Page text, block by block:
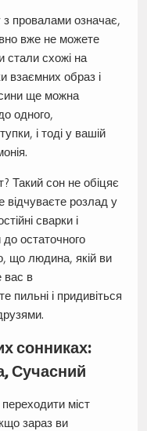
з провалами означає,
вже не можете
стали схожі на
взаємних образ і
ще можна
одного,
і тоді у вашій
Такий сон не обіцяє
відчуваєте розлад у
сварки і
остаточного
що людина, якій ви
вас в
пильні і придивіться
сонниках:
Сучасний
міст
зараз ви